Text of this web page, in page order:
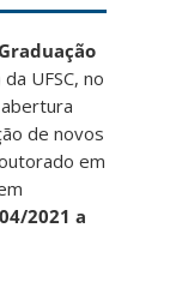
UFSC, no
de novos
em
2021 a